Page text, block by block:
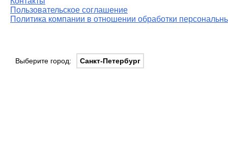
Пользовательское соглашение
Политика компании в отношении обработки
Выберите город: Санкт-Петербург